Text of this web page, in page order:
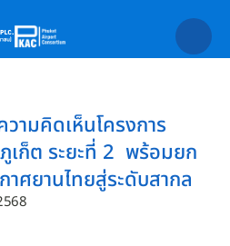
ามคิดเห็นโครงการ
ก็ต ระยะที่ 2  พร้อมยก
าศยานไทยสู่ระดับสากล